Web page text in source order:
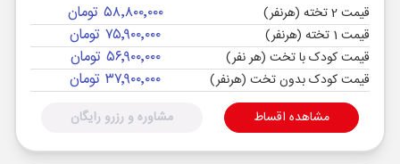
قیمت 2 تخته (هرنفر) ۵۸٬۸۰۰٬۰۰۰ تومان
قیمت 1 تخته (هرنفر) ۷۵٬۹۰۰٬۰۰۰ تومان
قیمت کودک با تخت (هر نفر) ۵۶٬۹۰۰٬۰۰۰ تومان
قیمت کودک بدون تخت (هرنفر) ۳۷٬۹۰۰٬۰۰۰ تومان
مشاهده اقساط مشاوره و رزرو رایگان